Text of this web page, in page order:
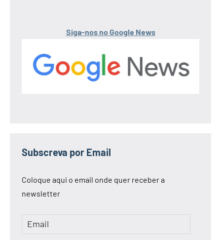
Siga-nos no Google News
Subscreva por Email
Coloque aqui o email onde quer receber a
newsletter
Email